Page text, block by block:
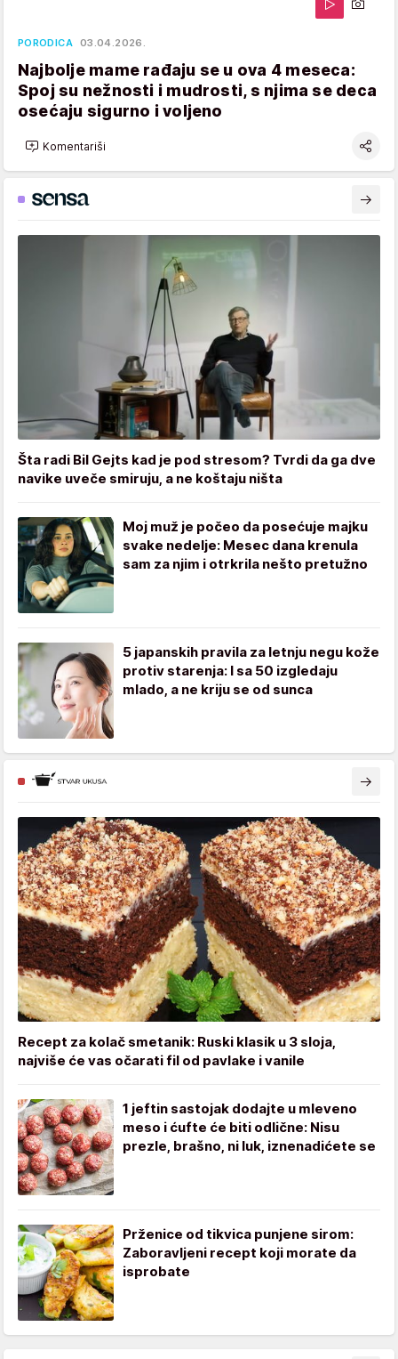
PORODICA 03.04.2026.
Najbolje mame rađaju se u ova 4 meseca:
Spoj su nežnosti i mudrosti, s njima se deca
osećaju sigurno i voljeno
Komentariši
Šta radi Bil Gejts kad je pod stresom? Tvrdi da ga dve
navike uveče smiruju, a ne koštaju ništa
Moj muž je počeo da posećuje majku
svake nedelje: Mesec dana krenula
sam za njim i otrkrila nešto pretužno
5 japanskih pravila za letnju negu kože
protiv starenja: I sa 50 izgledaju
mlado, a ne kriju se od sunca
Recept za kolač smetanik: Ruski klasik u 3 sloja,
najviše će vas očarati fil od pavlake i vanile
1 jeftin sastojak dodajte u mleveno
meso i ćufte će biti odlične: Nisu
prezle, brašno, ni luk, iznenadićete se
Prženice od tikvica punjene sirom:
Zaboravljeni recept koji morate da
isprobate